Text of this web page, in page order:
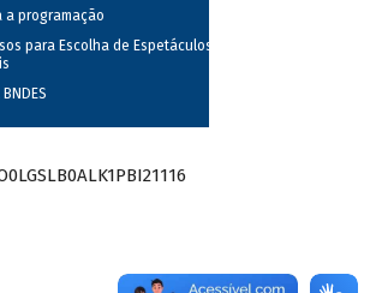
a programação
para Escolha de Espetáculos